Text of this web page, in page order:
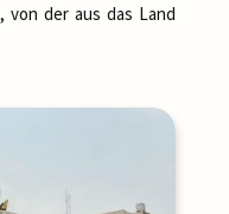
der aus das Land